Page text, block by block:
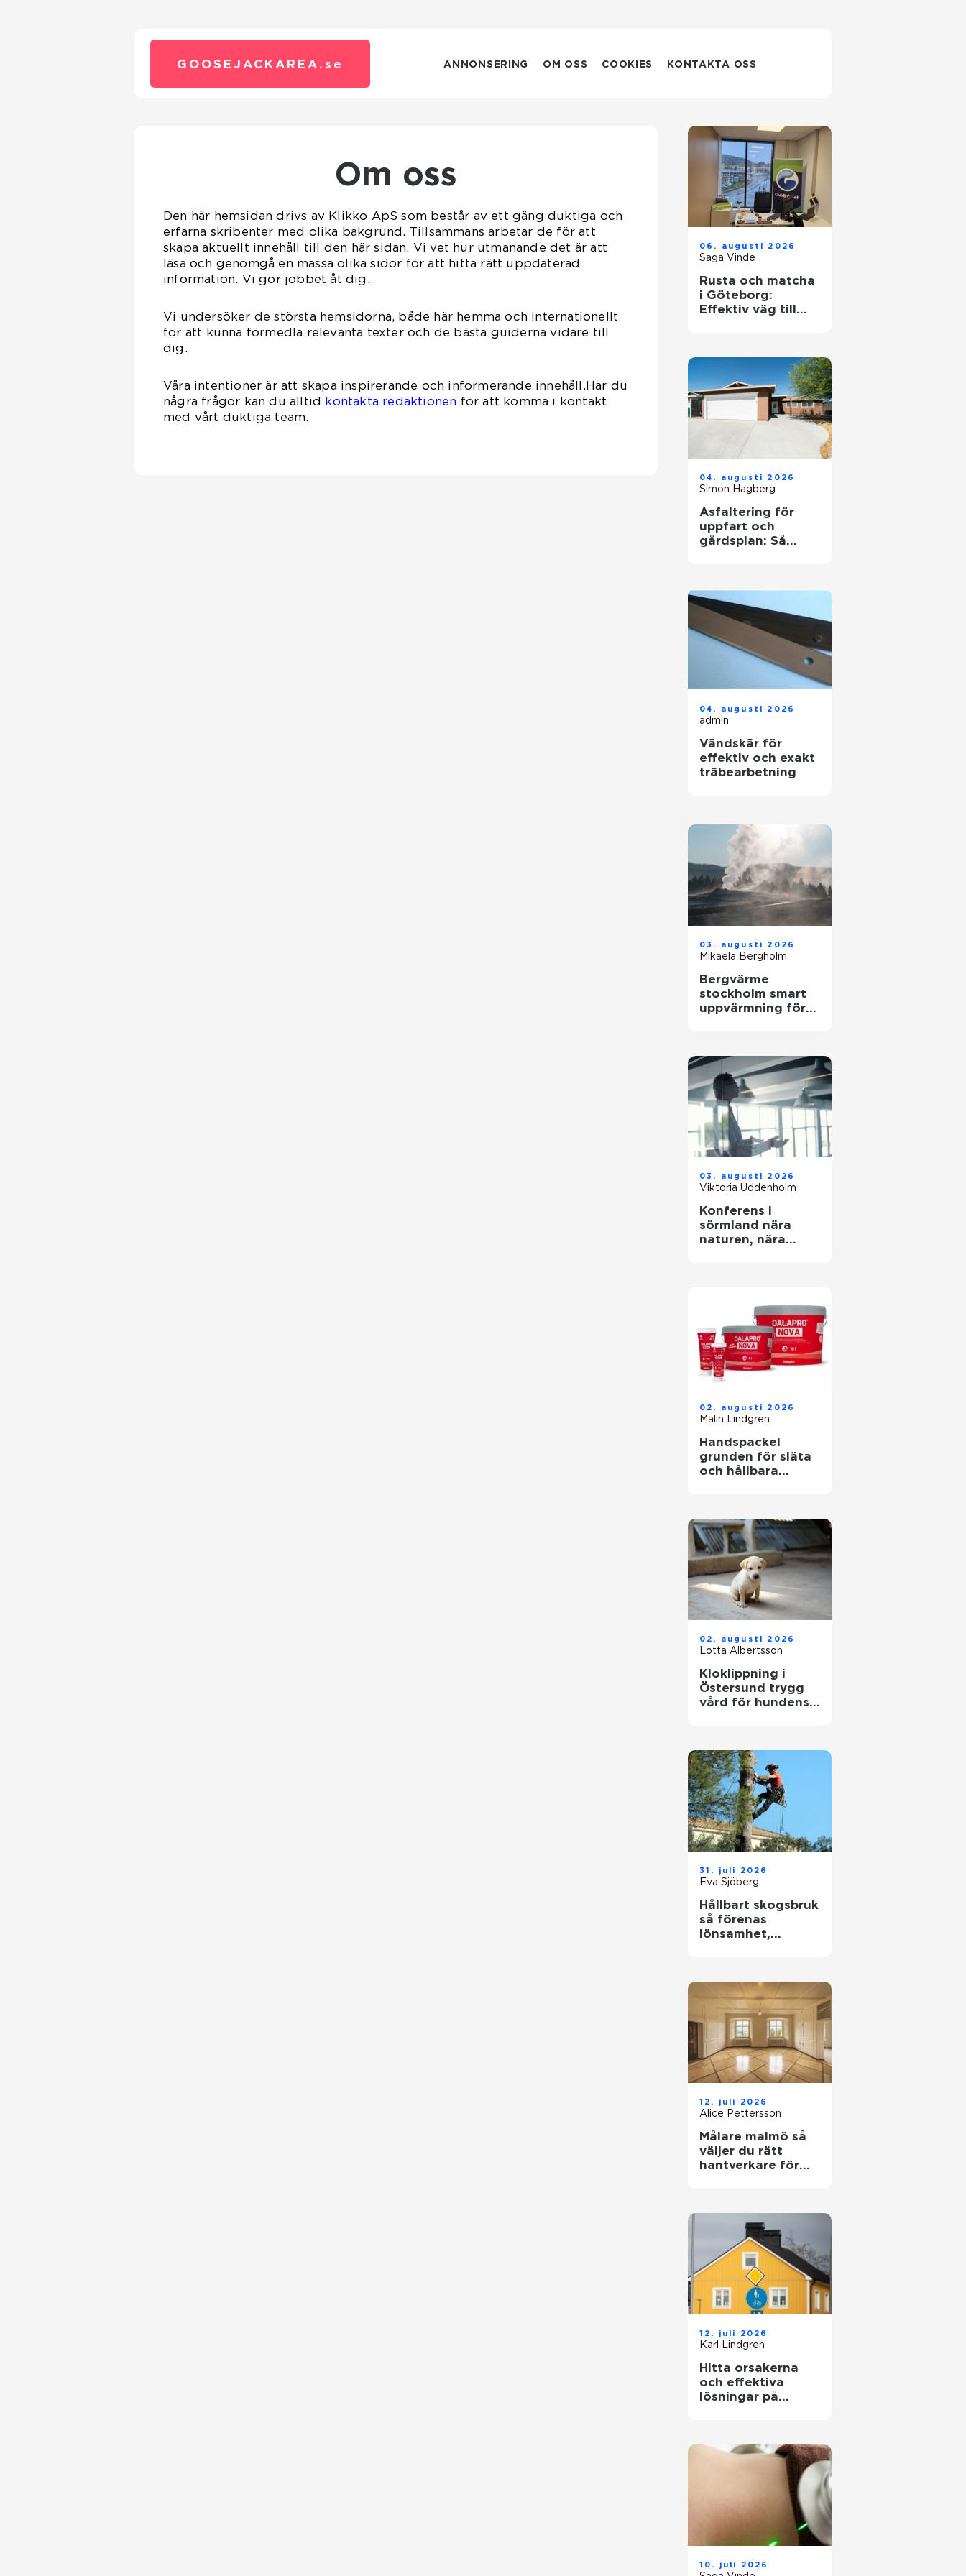
GOOSEJACKAREA. se ANNONSERING OM OSS COOKIES KONTAKTA OSS
Om oss
Den här hemsidan drivs av Klikko ApS som består av ett gäng duktiga och
erfarna skribenter med olika bakgrund. Tillsammans arbetar de för att
skapa aktuellt innehåll till den här sidan. Vi vet hur utmanande det är att
läsa och genomgå en massa olika sidor för att hitta rätt uppdaterad
information. Vi gör jobbet åt dig.
Vi undersöker de största hemsidorna, både här hemma och internationellt
för att kunna förmedla relevanta texter och de bästa guiderna vidare till
dig.
Våra intentioner är att skapa inspirerande och informerande innehåll.Har du
några frågor kan du alltid kontakta redaktionen för att komma i kontakt
med vårt duktiga team.
06. augusti 2026
Saga Vinde
Rusta och matcha
i Göteborg:
Effektiv väg till
04. augusti 2026
Simon Hagberg
Asfaltering för
uppfart och
gårdsplan: Så
04. augusti 2026
admin
Vändskär för
effektiv och exakt
träbearbetning
03. augusti 2026
Mikaela Bergholm
Bergvärme
stockholm smart
uppvärmning för
03. augusti 2026
Viktoria Uddenholm
Konferens i
sörmland nära
naturen, nära
02. augusti 2026
Malin Lindgren
Handspackel
grunden för släta
och hållbara
02. augusti 2026
Lotta Albertsson
Kloklippning i
Östersund trygg
vård för hundens
31. juli 2026
Eva Sjöberg
Hållbart skogsbruk
så förenas
lönsamhet,
12. juli 2026
Alice Pettersson
Målare malmö så
väljer du rätt
hantverkare för
12. juli 2026
Karl Lindgren
Hitta orsakerna
och effektiva
lösningar på
10. juli 2026